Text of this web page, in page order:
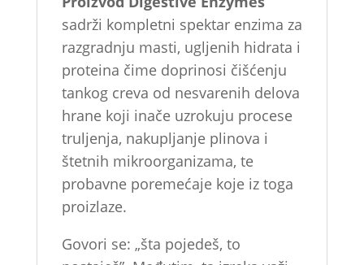
sadrži kompletni spektar enzima za
razgradnju masti, ugljenih hidrata i
proteina čime doprinosi čišćenju
tankog creva od nesvarenih delova
hrane koji inače uzrokuju procese
truljenja, nakupljanje plinova i
štetnih mikroorganizama, te
probavne poremećaje koje iz toga
proizlaze.
Govori se: „šta pojedeš, to